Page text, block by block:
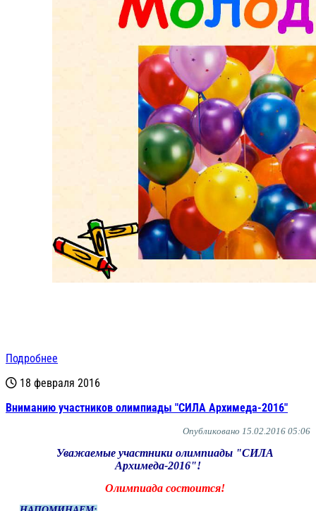
Подробнее
18 февраля 2016
Вниманию участников олимпиады "СИЛА Архимеда-2016"
Опубликовано 15.02.2016 05:06
Уважаемые участники олимпиады "СИЛА
Архимеда-2016"!
Олимпиада состоится!